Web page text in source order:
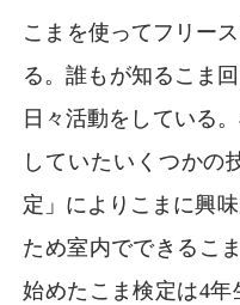
こまを使ってフリー
る。誰もが知るこま
日々活動をしている
していたいくつかの
定」によりこまに興
ため室内でできるこ
始めたこま検定は4